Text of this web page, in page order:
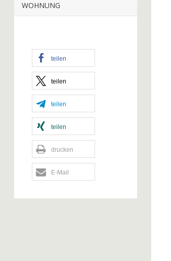
WOHNUNG
teilen
teilen
teilen
teilen
drucken
E-Mail